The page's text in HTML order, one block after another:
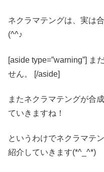
ネクラマテングは、実は
(^^♪
[aside type=”warning”] ま
せん。 [/aside]
またネクラマテングが合
ていきますね！
というわけでネクラマテ
紹介していきます(*^_^*)